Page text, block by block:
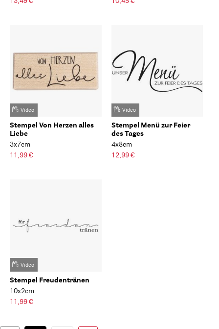
Video
Stempel Von Herzen alles
Liebe
3x7cm
11,99 €
Video
Stempel Menü zur Feier
des Tages
4x8cm
12,99 €
Video
Stempel Freudentränen
10x2cm
11,99 €